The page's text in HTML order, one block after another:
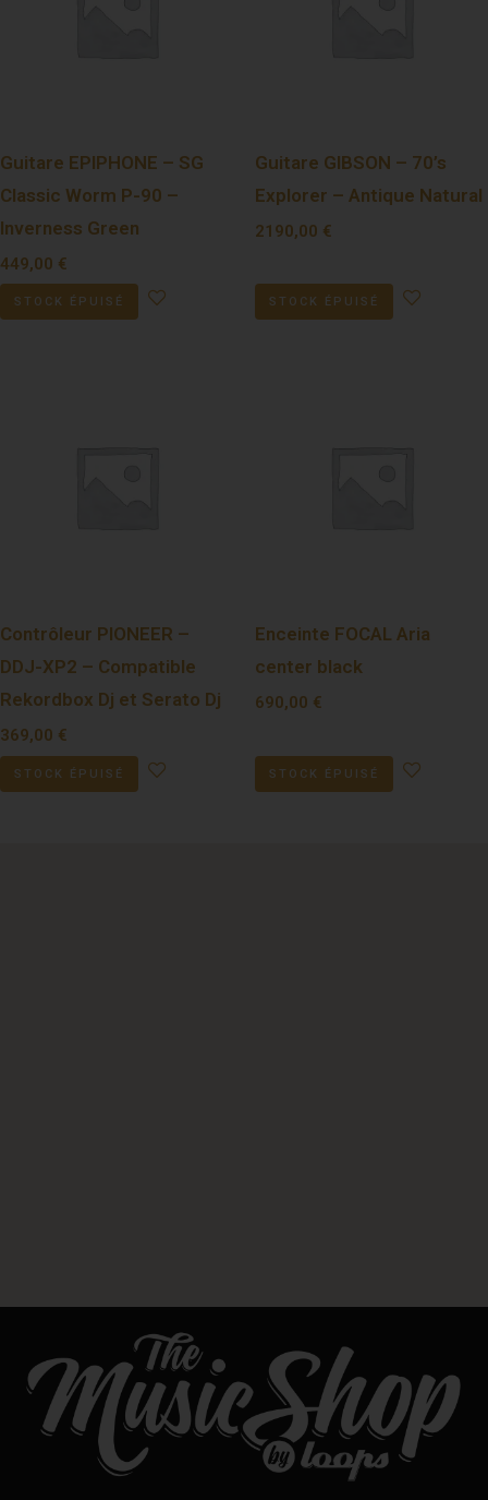
Guitare EPIPHONE – SG
Classic Worm P-90 –
Inverness Green
449,00 €
STOCK ÉPUISÉ
Guitare GIBSON – 70’s
Explorer – Antique Natural
2190,00 €
STOCK ÉPUISÉ
Contrôleur PIONEER –
DDJ-XP2 – Compatible
Rekordbox Dj et Serato Dj
369,00 €
STOCK ÉPUISÉ
Enceinte FOCAL Aria
center black
690,00 €
STOCK ÉPUISÉ